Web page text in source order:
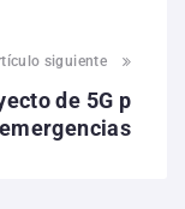
siguiente
de 5G p